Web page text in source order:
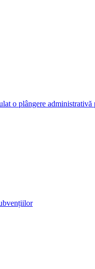
o plângere administrativă